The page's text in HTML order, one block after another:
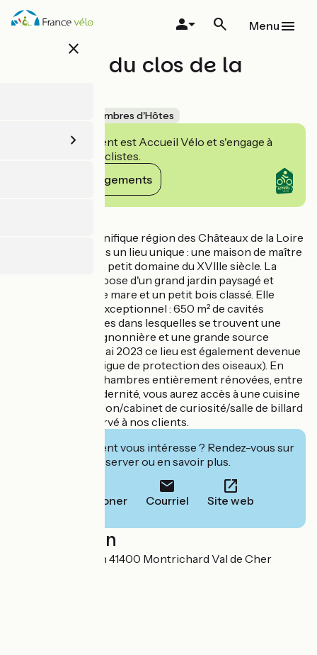
Aller
au
close
Menu
Domaine du clos de la
Chambres d'Hôtes
Cet établissement est Accueil Vélo et s'engage à
accueillir des cyclistes.
Voir ses engagements
Découvrez la magnifique région des Châteaux de la Loire
en séjournant dans un lieu unique : une maison de maître
située au sein d'un petit domaine du XVIIIe siècle. La
propriété se compose d'un grand jardin paysagé et
aménagé, avec une mare et un petit bois classé. Elle
présente un site exceptionnel : 650 m² de cavités
troglodytes voutées dans lesquelles se trouvent une
ancienne champignonnière et une grande source
calcaire. Depuis mai 2023 ce lieu est également devenue
un refuge LPO ( Ligue de protection des oiseaux). En
plus de nos cinq chambres entièrement rénovées, entre
patrimoine et modernité, vous aurez accès à une cuisine
équipée et à un salon/cabinet de curiosité/salle de billard
entièrement réservé à nos clients.
Cet établissement vous intéresse ? Rendez-vous sur
leur site pour réserver ou en savoir plus.
Téléphoner Courriel Site web
Localisation
49 Rue de Vierzon 41400 Montrichard Val de Cher